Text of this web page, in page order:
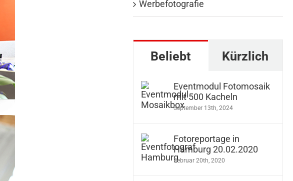
Werbefotografie
Beliebt Kürzlich
Eventmodul Fotomosaik
mit 500 Kacheln
September 13th, 2024
Fotoreportage in
Hamburg 20.02.2020
Februar 20th, 2020